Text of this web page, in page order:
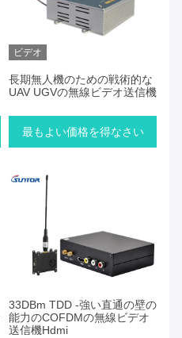
ビデオ
長期無人機のための戦術的な
UAV UGVの無線ビデオ送信機
最もよい価格を得なさい
33DBm TDD -強い直通の壁の
能力のCOFDMの無線ビデオ
送信機Hdmi